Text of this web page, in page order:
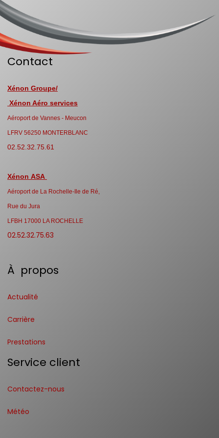
Contact
Xénon Groupe/
Xénon Aéro services
Aéroport de Vannes - Meucon
LFRV 56250 MONTERBLANC
02.52.32.75.61
Xénon ASA
Aéroport de La Rochelle-Ile de Ré,
Rue du Jura
LFBH 17000 LA ROCHELLE
02.52.32.75.63
À propos
Actualité
Carrière
Prestations
Service client
Contactez-nous
Météo